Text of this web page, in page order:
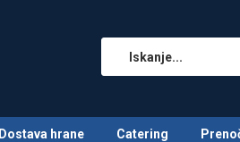
Dostava hrane Catering